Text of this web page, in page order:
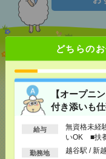
どちらの
【オープニ
付き添いも
給与
無資格未経
いOK ■扶
以上
勤務地 越谷駅 / 新
【オープニング募
いも仕事の1つ[派
[給 与]
OK ■扶養内OK ■日収1
[交通費] 交通費全額支給
越谷駅 / 新越谷駅/
＼高時給1750円／